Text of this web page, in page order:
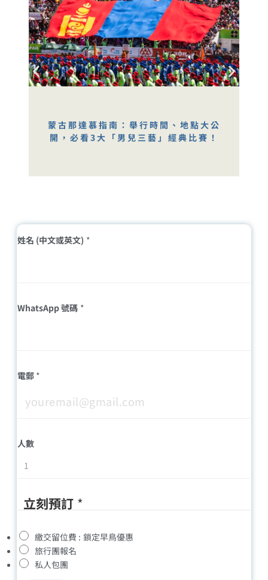
蒙古那達慕指南：舉行時間、地點大公
開，必看3大「男兒三藝」經典比賽！
姓名 (中文或英文) *
WhatsApp 號碼 *
電郵 *
人數
立刻預訂 *
繳交留位費 : 鎖定早鳥優惠
旅行團報名
私人包團